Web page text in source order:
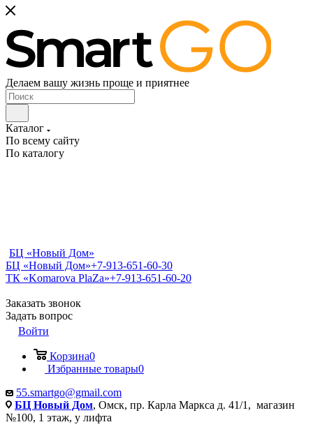
Делаем вашу жизнь проще и приятнее
Каталог
По всему сайту
По каталогу
БЦ «Новый Дом»
БЦ «Новый Дом»+7-913-651-60-30
ТК «Komarova PlaZa»+7-913-651-60-20
Заказать звонок
Задать вопрос
Войти
Корзина0
Избранные товары0
55.smartgo@gmail.com
БЦ Новый Дом, Омск, пр. Карла Маркса д. 41/1, магазин
№100, 1 этаж, у лифта